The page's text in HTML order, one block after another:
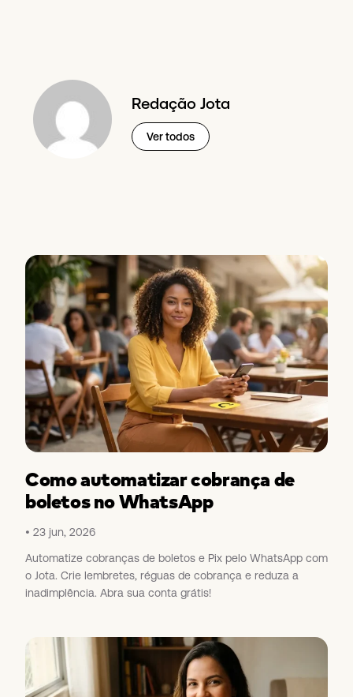
Redação Jota
Ver todos
Como automatizar cobrança de
boletos no WhatsApp
23 jun, 2026
Automatize cobranças de boletos e Pix pelo WhatsApp com
o Jota. Crie lembretes, réguas de cobrança e reduza a
inadimplência. Abra sua conta grátis!